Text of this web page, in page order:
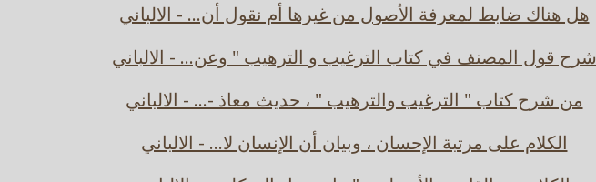
هل هناك ضابط لمعرفة الأصول من غيرها أم نقول أن... - الالباني
شرح قول المصنف في كتاب الترغيب و الترهيب " وعن... - الالباني
من شرح كتاب " الترغيب والترهيب " ، حديث معاذ -... - الالباني
الكلام على مرتبة الإحسان ، وبيان أن الإنسان لا... - الالباني